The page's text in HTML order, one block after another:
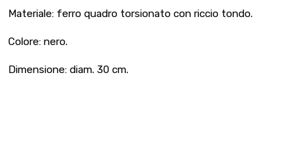
Materiale: ferro quadro torsionato con riccio tondo.
Colore: nero.
Dimensione: diam. 30 cm.